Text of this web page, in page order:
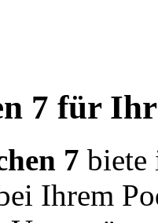
7 für
7 biete
Ihrem